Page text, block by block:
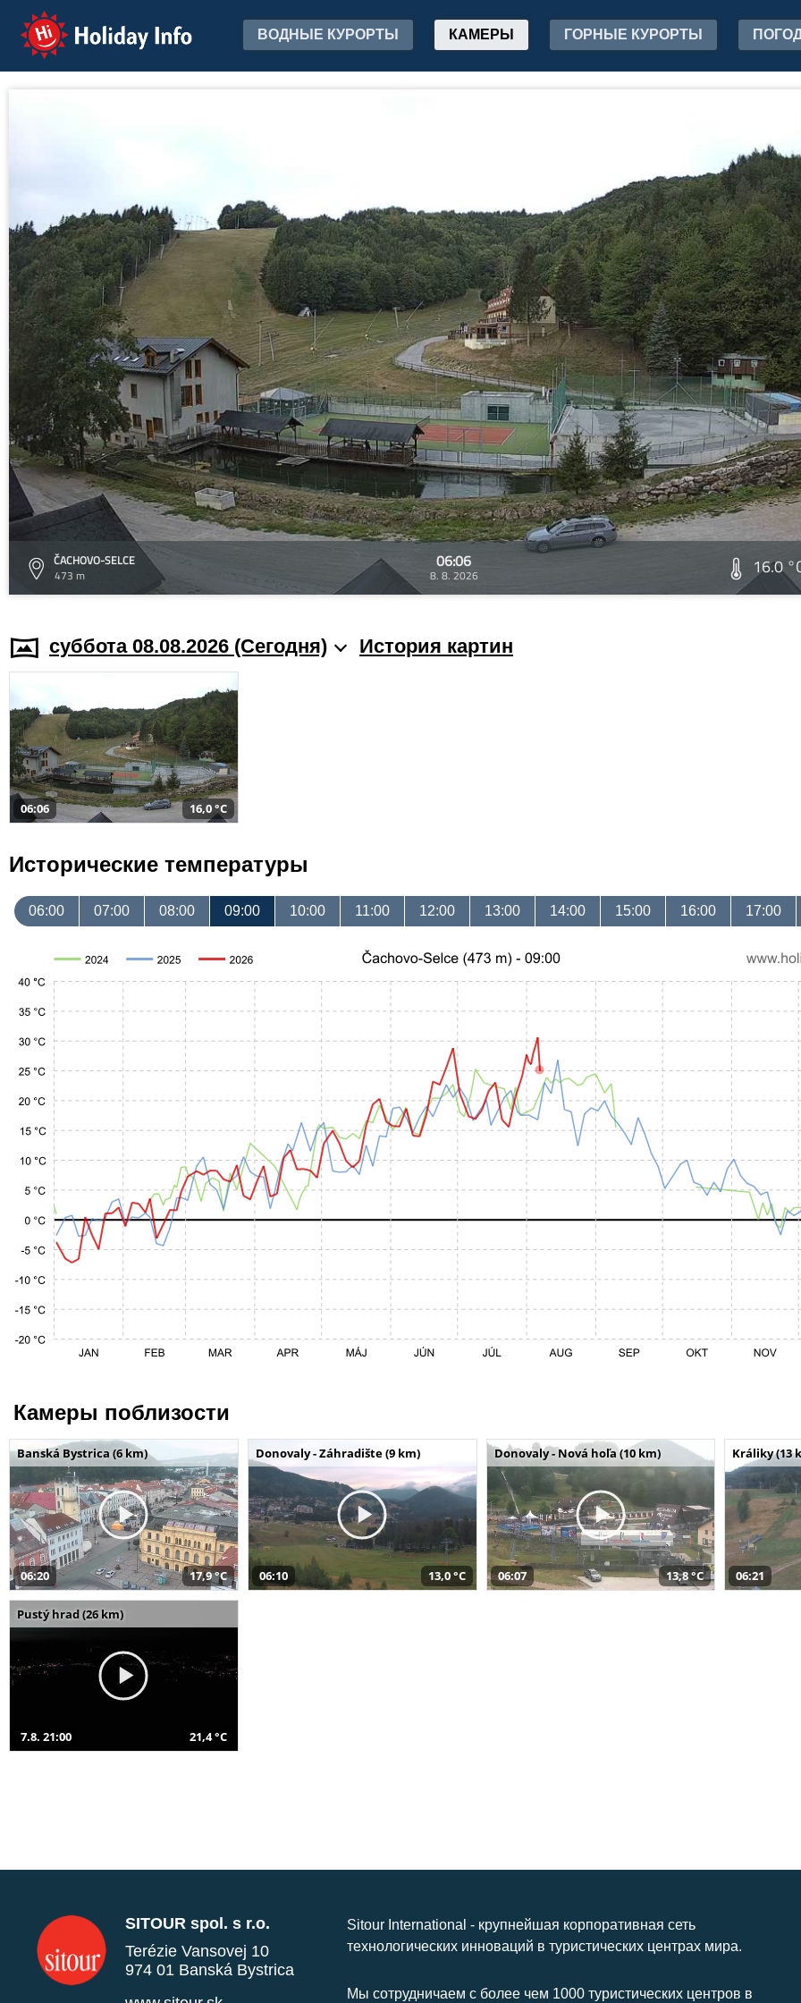
Holiday Info ВОДНЫЕ КУРОРТЫ КАМЕРЫ ГОРНЫЕ КУРОРТЫ
ČACHOVO-SELCE
473 m
06:06
8. 8. 2026 16.0
суббота 08.08.2026 (Cегодня) История картин
06:06 16,0 °C
Исторические температуры
06:00 07:00 08:00 09:00 10:00 11:00 12:00 13:00 14:00 15:00 16:00 17:00
Камеры поблизости
Banská Bystrica (6 km)
06:20 17,9 °C
Donovaly - Záhradište (9 km)
06:10 13,0 °C
Donovaly - Nová hoľa (10 km)
06:07 13,8 °C
Králiky (13
06:21
Pustý hrad (26 km)
7.8. 21:00 21,4 °C
SITOUR spol. s r.o.
Terézie Vansovej 10
974 01 Banská Bystrica
Sitour International - крупнейшая корпоративная сеть
технологических инноваций в туристических центрах мира.
Мы сотрудничаем с более чем 1000 туристических центров в